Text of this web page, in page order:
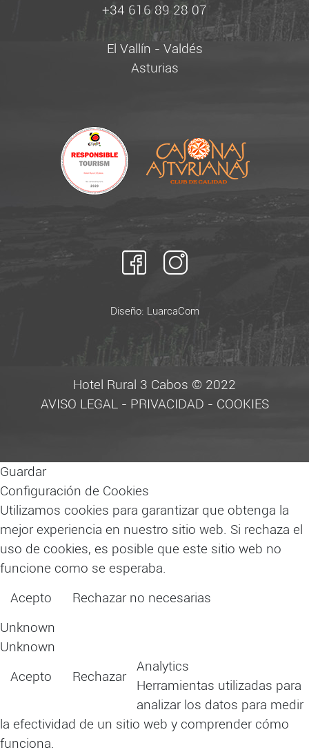
+34 616 89 28 07
El Vallín - Valdés
Asturias
Diseño: LuarcaCom
Hotel Rural 3 Cabos © 2022
AVISO LEGAL- PRIVACIDAD - COOKIES
Guardar
Configuración de Cookies
Utilizamos cookies para garantizar que obtenga la
mejor experiencia en nuestro sitio web. Si rechaza el
uso de cookies, es posible que este sitio web no
funcione como se esperaba.
Acepto
Rechazar no necesarias
Unknown
Unknown
Acepto
Rechazar
Analytics
Herramientas utilizadas para
analizar los datos para medir
la efectividad de un sitio web y comprender cómo
funciona.